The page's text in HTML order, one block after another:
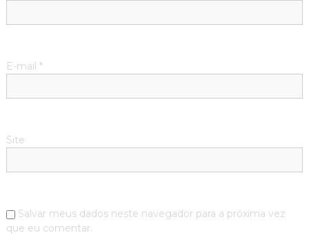
E-mail *
Site
Salvar meus dados neste navegador para a próxima vez
que eu comentar.